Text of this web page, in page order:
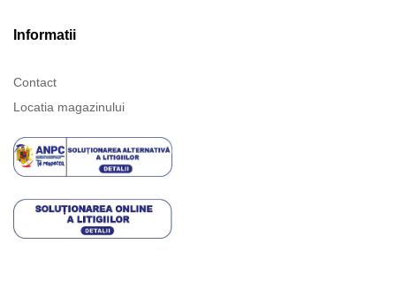
Informatii
Contact
Locatia magazinului